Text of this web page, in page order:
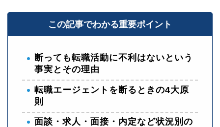
この記事でわかる重要ポイント
断っても転職活動に不利はないという
事実とその理由
転職エージェントを断るときの4大原
則
面談・求人・面接・内定など状況別の